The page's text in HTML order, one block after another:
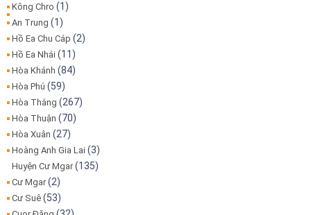
Kông Chro (1)
An Trung (1)
Hồ Ea Chu Cáp (2)
Hồ Ea Nhái (11)
Hòa Khánh (84)
Hòa Phú (59)
Hòa Thắng (267)
Hòa Thuận (70)
Hòa Xuân (27)
Hoàng Anh Gia Lai (3)
Huyện Cư Mgar(135)
Cư Mgar(2)
Cư Suê (53)